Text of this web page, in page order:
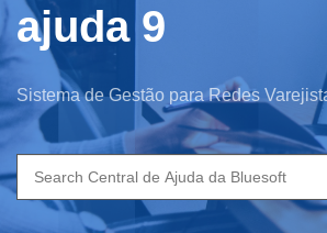
ajuda 9
Sistema de Gestão para Redes
Search
for: